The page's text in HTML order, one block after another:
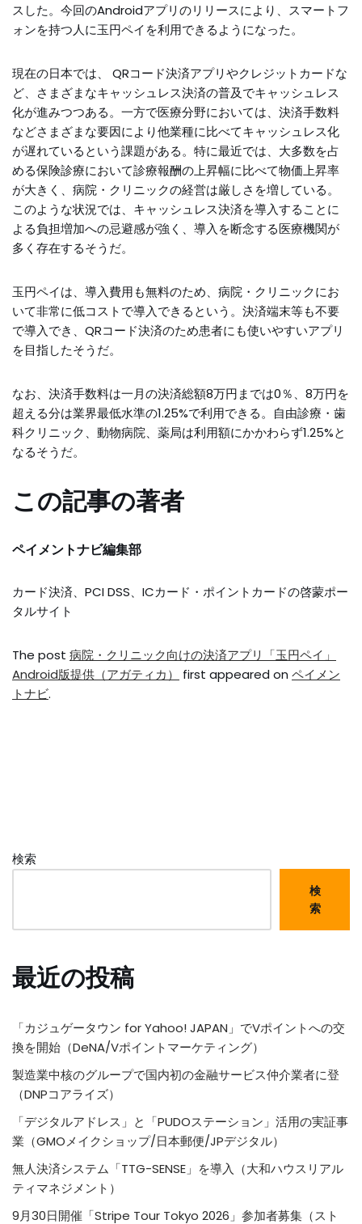
スした。今回のAndroidアプリのリリースにより、スマートフ
ォンを持つ人に玉円ペイを利用できるようになった。
現在の日本では、 QRコード決済アプリやクレジットカードな
ど、さまざまなキャッシュレス決済の普及でキャッシュレス
化が進みつつある。一方で医療分野においては、決済手数料
などさまざまな要因により他業種に比べてキャッシュレス化
が遅れているという課題がある。特に最近では、大多数を占
める保険診療において診療報酬の上昇幅に比べて物価上昇率
が大きく、病院・クリニックの経営は厳しさを増している。
このような状況では、キャッシュレス決済を導入することに
よる負担増加への忌避感が強く、導入を断念する医療機関が
多く存在するそうだ。
玉円ペイは、導入費用も無料のため、病院・クリニックにお
いて非常に低コストで導入できるという。決済端末等も不要
で導入でき、QRコード決済のため患者にも使いやすいアプリ
を目指したそうだ。
なお、決済手数料は一月の決済総額8万円までは0％、8万円を
超える分は業界最低水準の1.25%で利用できる。自由診療・歯
科クリニック、動物病院、薬局は利用額にかかわらず1.25%と
なるそうだ。
この記事の著者
ペイメントナビ編集部
カード決済、PCI DSS、ICカード・ポイントカードの啓蒙ポー
タルサイト
The post 病院・クリニック向けの決済アプリ「玉円ペイ」
Android版提供（アガティカ）
first appeared on ペイメン
トナビ.
検索
検
索
最近の投稿
「カジュゲータウン for Yahoo! JAPAN」でVポイントへの交
換を開始（DeNA/Vポイントマーケティング）
製造業中核のグループで国内初の金融サービス仲介業者に登
（DNPコアライズ）
「デジタルアドレス」と「PUDOステーション」活用の実証事
業（GMOメイクショップ/日本郵便/JPデジタル）
無人決済システム「TTG-SENSE」を導入（大和ハウスリアル
ティマネジメント）
9月30日開催「Stripe Tour Tokyo 2026」参加者募集（スト